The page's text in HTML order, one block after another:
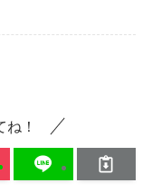
！